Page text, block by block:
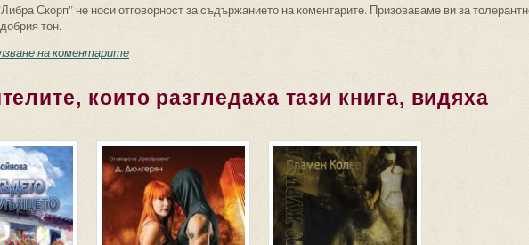
Скорп" не носи отговорност за съдържанието на коментарите. Призоваваме ви за
тон.
на коментарите
които разгледаха тази книга, видяха